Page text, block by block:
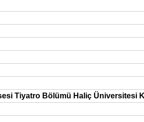
Tiyatro Bölümü Haliç Üniversitesi